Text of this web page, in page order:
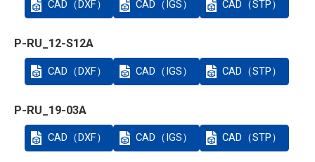
CAD（DXF） CAD（IGS） CAD（STP）
P-RU_12-S12A
CAD（DXF） CAD（IGS） CAD（STP）
P-RU_19-03A
CAD（DXF） CAD（IGS） CAD（STP）